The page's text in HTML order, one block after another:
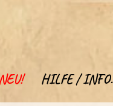
HILFE / INFO.